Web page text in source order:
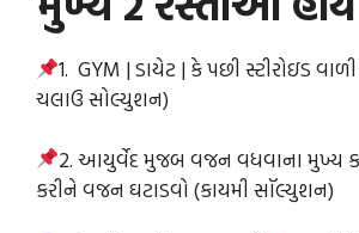
1. GYM | ડાયેટ | કે પછી સ્ટીરોઇડ
ચલાઉ સોલ્યુશન)
2. આયુર્વેદ મુજબ વજન વધવાના મુખ્ય
કરીને વજન ઘટાડવો (કાયમી સૉલ્યુશન)